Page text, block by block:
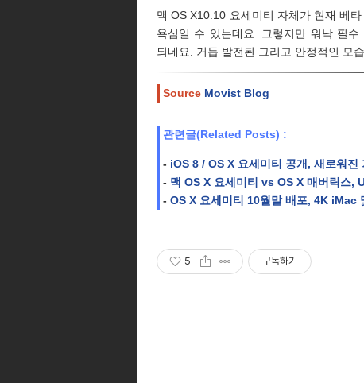
맥 OS X10.10 요세미티 자체가 현재 베
욕심일 수 있는데요. 그렇지만 워낙 필
되네요. 거듭 발전된 그리고 안정적인 모
Source Movist Blog
관련글(Related Posts) :
- iOS 8 / OS X 요세미티 공개, 새로워진
- 맥 OS X 요세미티 vs OS X 매버릭스,
- OS X 요세미티 10월말 배포, 4K iMac
5 구독하기